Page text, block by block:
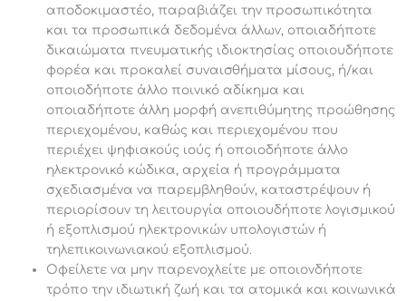
αποδοκιμαστέο, παραβιάζει την προσωπικότητα
και τα προσωπικά δεδομένα άλλων, οποιαδήποτε
δικαιώματα πνευματικής ιδιοκτησίας οποιουδήποτε
φορέα και προκαλεί συναισθήματα μίσους, ή/και
οποιοδήποτε άλλο ποινικό αδίκημα και
οποιαδήποτε άλλη μορφή ανεπιθύμητης προώθησης
περιεχομένου, καθώς και περιεχομένου που
περιέχει ψηφιακούς ιούς ή οποιοδήποτε άλλο
ηλεκτρονικό κώδικα, αρχεία ή προγράμματα
σχεδιασμένα να παρεμβληθούν, καταστρέψουν ή
περιορίσουν τη λειτουργία οποιουδήποτε λογισμικού
ή εξοπλισμού ηλεκτρονικών υπολογιστών ή
τηλεπικοινωνιακού εξοπλισμού.
Οφείλετε να μην παρενοχλείτε με οποιονδήποτε
τρόπο την ιδιωτική ζωή και τα ατομικά και κοινωνικά